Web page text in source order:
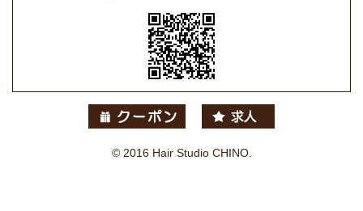
© 2016 Hair Studio CHINO.